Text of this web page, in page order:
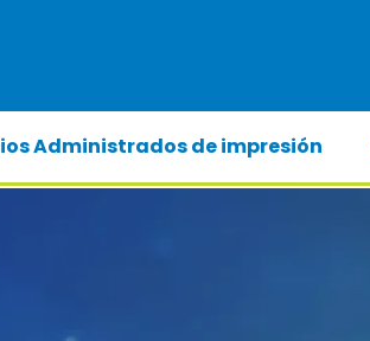
Administrados de impresión